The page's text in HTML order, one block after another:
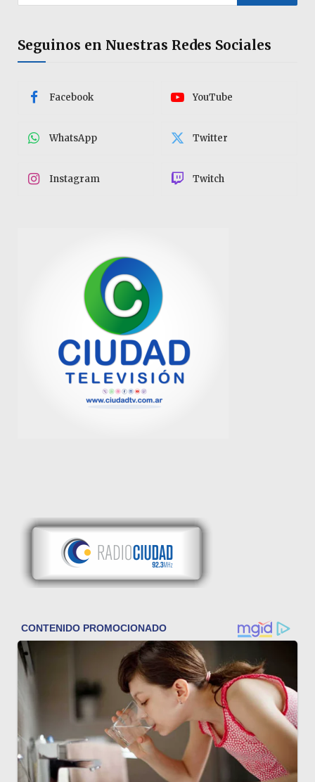
Seguinos en Nuestras Redes Sociales
Facebook YouTube
WhatsApp Twitter
Instagram Twitch